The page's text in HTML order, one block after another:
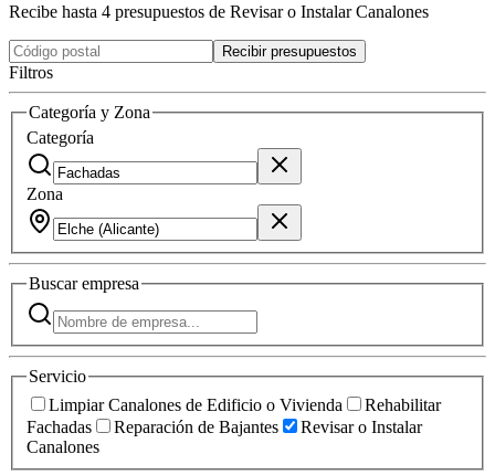
Recibe hasta 4 presupuestos de Revisar o Instalar Canalones
Recibir presupuestos
Filtros
Categoría y Zona
Categoría
Zona
Buscarempresa
Servicio
Limpiar Canalones de Edificio o Vivienda
Rehabilitar
Fachadas
Reparación de Bajantes
Revisar o Instalar
Canalones